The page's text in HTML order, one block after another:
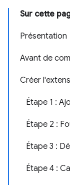
Sur cette
Présentation
Avant de
Créer
Étape 1 :
Étape 2 :
Étape 3 :
Étape 4 :